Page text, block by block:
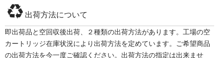
出荷方法について
即出荷品と空回収後出荷、２種類の出荷方法があります。工場の空
カートリッジ在庫状況により出荷方法を定めています。ご希望商品
の出荷方法を今一度ご確認ください。出荷方法の指定は出来ませ